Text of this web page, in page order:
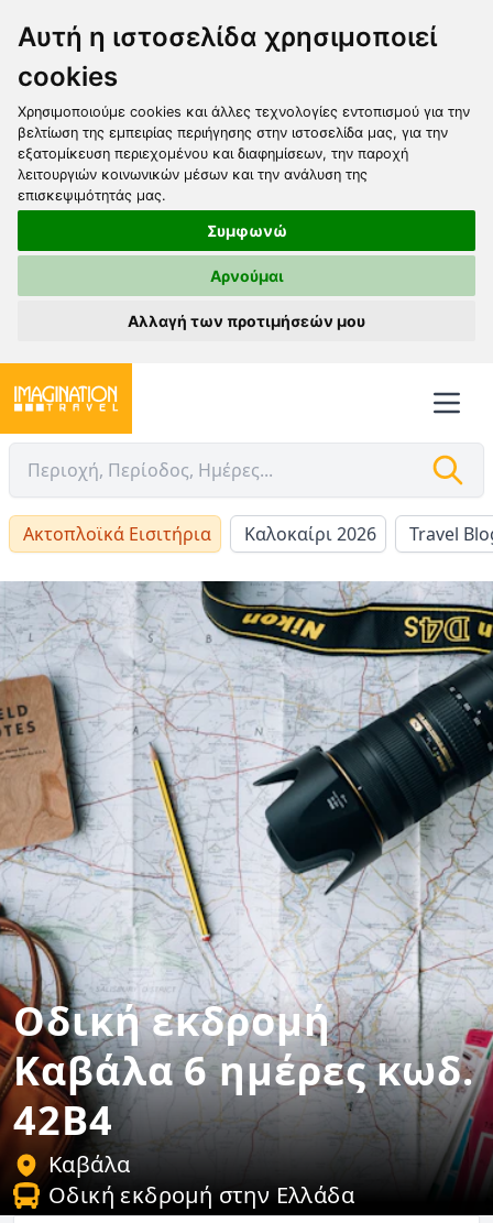
Αυτή η ιστοσελίδα χρησιμοποιεί
cookies
Χρησιμοποιούμε cookies και άλλες τεχνολογίες εντοπισμού για την
βελτίωση της εμπειρίας περιήγησης στην ιστοσελίδα μας, για την
εξατομίκευση περιεχομένου και διαφημίσεων, την παροχή
λειτουργιών κοινωνικών μέσων και την ανάλυση της
επισκεψιμότητάς μας.
Συμφωνώ
Αρνούμαι
Αλλαγή των προτιμήσεών μου
Ακτοπλοϊκά Εισιτήρια Καλοκαίρι 2026 Travel
Οδική εκδρομή
Καβάλα 6 ημέρες κωδ.
42B4
Καβάλα
Οδική εκδρομή στην Ελλάδα